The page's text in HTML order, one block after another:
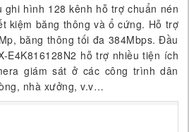
ghi hình 128 kênh hỗ trợ chuẩn nén
kiệm băng thông và ổ cứng. Hỗ trợ
băng thông tối đa 384Mbps. Đầu
E4K816128N2 hỗ trợ nhiều tiện ích
giám sát ở các công trình dân
nhà xưởng, v.v…